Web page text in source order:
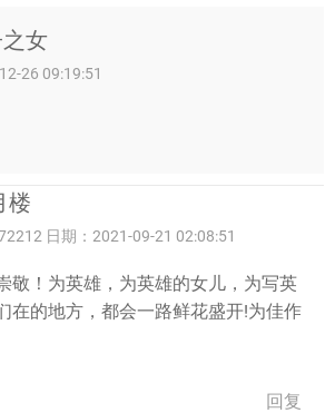
女
26 09:19:51
楼
日期：2021-09-21 02:08:51
敬！为英雄，为英雄的女儿，为写英
在的地方，都会一路鲜花盛开!为佳作
回复